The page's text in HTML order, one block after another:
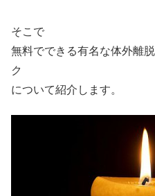
そこで
無料でできる有名な体外離
ク
について紹介します。